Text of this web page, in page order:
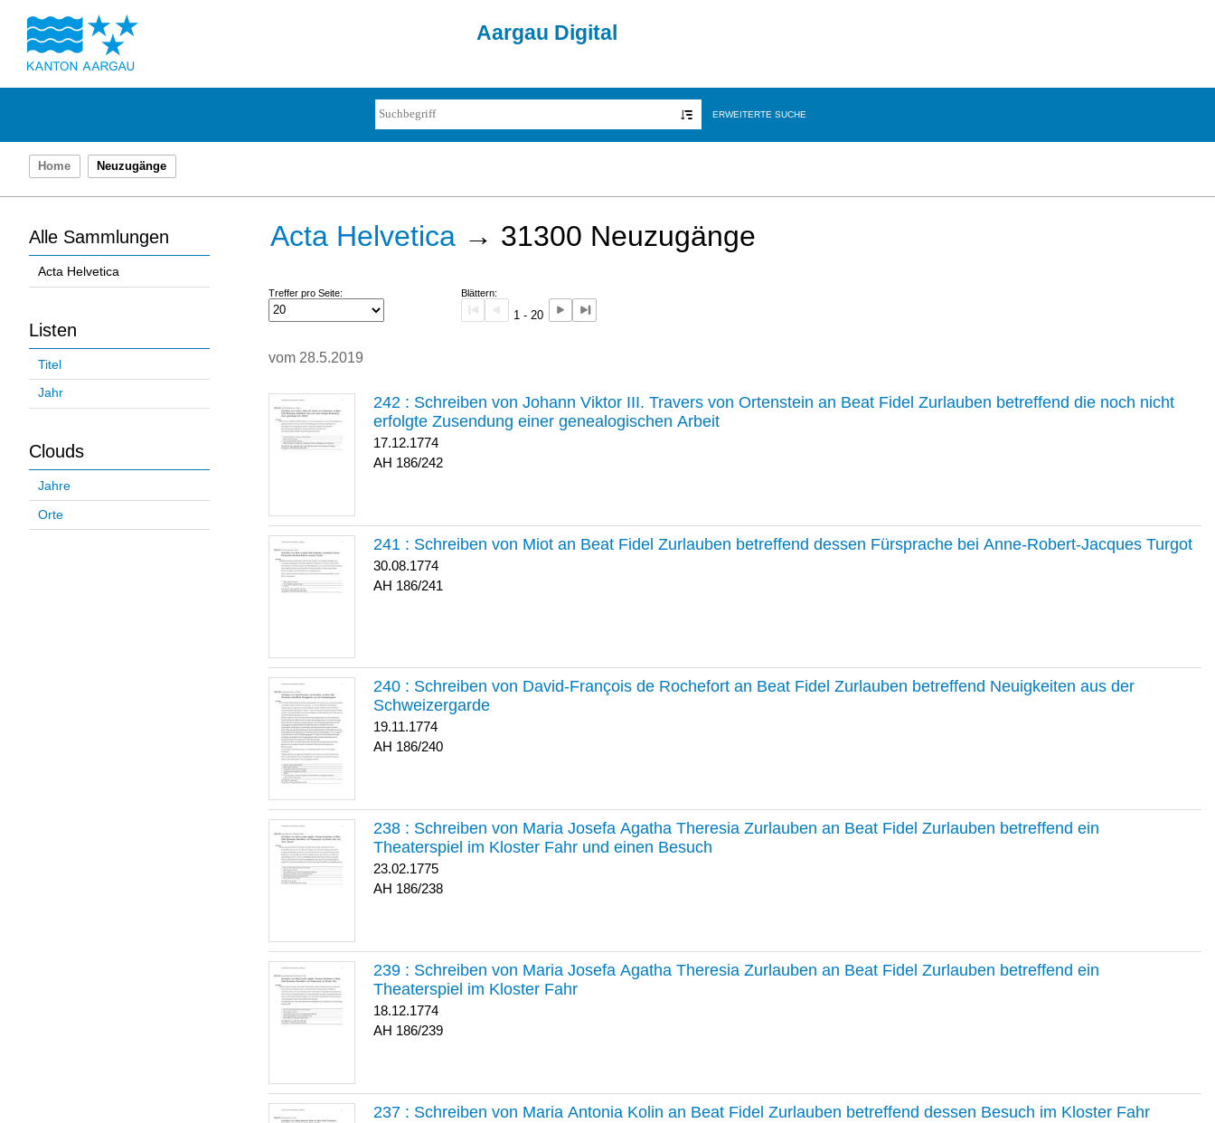
Aargau Digital
ERWEITERTE SUCHE
Home Neuzugänge
Alle Sammlungen
Acta Helvetica
Listen
Titel
Jahr
Clouds
Jahre
Orte
Acta Helvetica → 31300 Neuzugänge
Treffer pro Seite: Blättern:
1 - 20
vom 28.5.2019
242 : Schreiben von Johann Viktor III. Travers von Ortenstein an Beat Fidel Zurlauben betreffend die noch nicht
erfolgte Zusendung einer genealogischen Arbeit
17.12.1774
186/242
241 : Schreiben von Miot an Beat Fidel Zurlauben betreffend dessen Fürsprache bei Anne-Robert-Jacques Turgot
30.08.1774
186/241
240 : Schreiben von David-François de Rochefort an Beat Fidel Zurlauben betreffend Neuigkeiten aus der
Schweizergarde
19.11.1774
186/240
238 : Schreiben von Maria Josefa Agatha Theresia Zurlauben an Beat Fidel Zurlauben betreffend ein
Theaterspiel im Kloster Fahr und einen Besuch
23.02.1775
186/238
239 : Schreiben von Maria Josefa Agatha Theresia Zurlauben an Beat Fidel Zurlauben betreffend ein
Theaterspiel im Kloster Fahr
18.12.1774
186/239
237 : Schreiben von Maria Antonia Kolin an Beat Fidel Zurlauben betreffend dessen Besuch im Kloster Fahr